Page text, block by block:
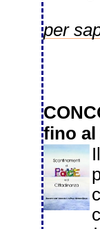
per
fino al